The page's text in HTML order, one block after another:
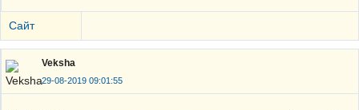
Сайт
Veksha
29-08-2019 09:01:55